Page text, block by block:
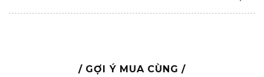
/ GỢI Ý MUA CÙNG /